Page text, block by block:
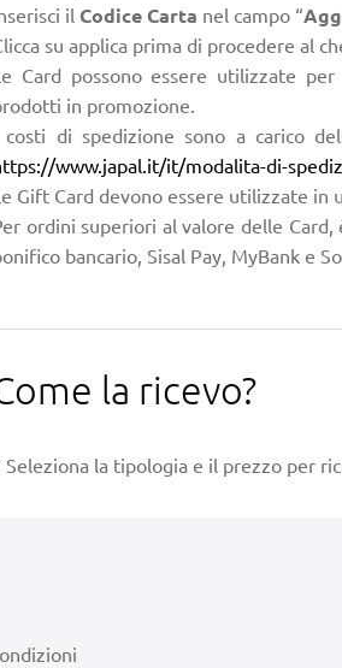
il Codice Carta nel campo “
su applica prima di procedere al
Card possono essere utilizzate
in promozione.
costi di spedizione sono a carico
www.japal.it/it/modalita-di-
Gift Card devono essere utilizzate in
ordini superiori al valore delle
bancario, Sisal Pay, MyBank e
la ricevo?
Seleziona la tipologia e il prezzo per